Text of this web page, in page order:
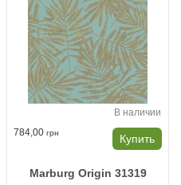
В наличии
784,00 грн Купить
Marburg Origin 31319